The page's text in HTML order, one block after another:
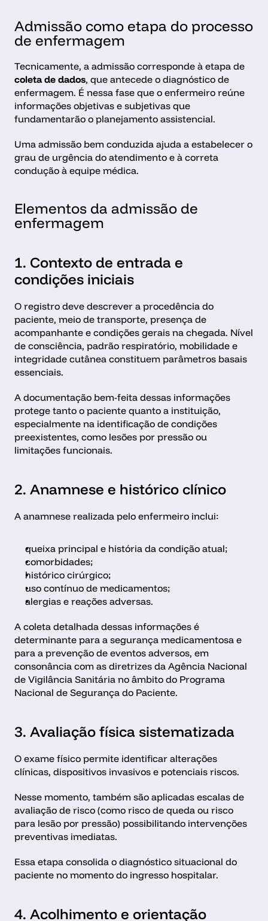
Admissão como etapa do processo
de enfermagem
coleta de dados, que antecede o diagnóstico de
enfermagem. É nessa fase que o enfermeiro reúne
informações objetivas e subjetivas que
fundamentarão o planejamento assistencial.
Uma admissão bem conduzida ajuda a estabelecer o
grau de urgência do atendimento e à correta
condução à equipe médica.
Elementos da admissão de
enfermagem
1. Contexto de entrada e
condições iniciais
O registro deve descrever a procedência do
paciente, meio de transporte, presença de
acompanhante e condições gerais na chegada. Nível
de consciência, padrão respiratório, mobilidade e
integridade cutânea constituem parâmetros basais
essenciais.
A documentação bem-feita dessas informações
protege tanto o paciente quanto a instituição,
especialmente na identificação de condições
preexistentes, como lesões por pressão ou
limitações funcionais.
2. Anamnese e histórico clínico
A anamnese realizada pelo enfermeiro inclui:
queixa principal e história da condição atual;
comorbidades;
histórico cirúrgico;
uso contínuo de medicamentos;
alergias e reações adversas.
A coleta detalhada dessas informações é
determinante para a segurança medicamentosa e
para a prevenção de eventos adversos, em
consonância com as diretrizes da Agência Nacional
de Vigilância Sanitária no âmbito do Programa
Nacional de Segurança do Paciente.
3. Avaliação física sistematizada
O exame físico permite identificar alterações
clínicas, dispositivos invasivos e potenciais riscos.
Nesse momento, também são aplicadas escalas de
avaliação de risco (como risco de queda ou risco
para lesão por pressão) possibilitando intervenções
preventivas imediatas.
Essa etapa consolida o diagnóstico situacional do
paciente no momento do ingresso hospitalar.
4. Acolhimento e orientação